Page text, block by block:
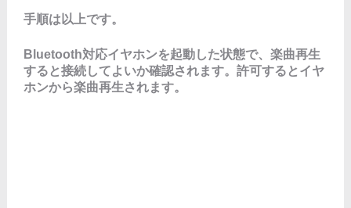
手順は以上です。
Bluetooth対応イヤホンを起動した状態で、楽曲再生
すると接続してよいか確認されます。許可するとイヤ
ホンから楽曲再生されます。